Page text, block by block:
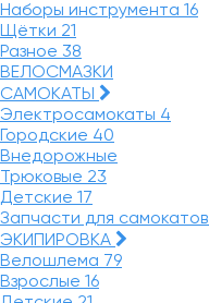
Наборы инструмента 16
Щётки 21
Разное 38
ВЕЛОСМАЗКИ
САМОКАТЫ
Электросамокаты 4
Городские 40
Внедорожные
Трюковые 23
Детские 17
Запчасти для самокатов
ЭКИПИРОВКА
Велошлема 79
Взрослые 16